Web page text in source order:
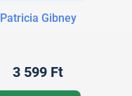
Patricia Gibney
3 599 Ft